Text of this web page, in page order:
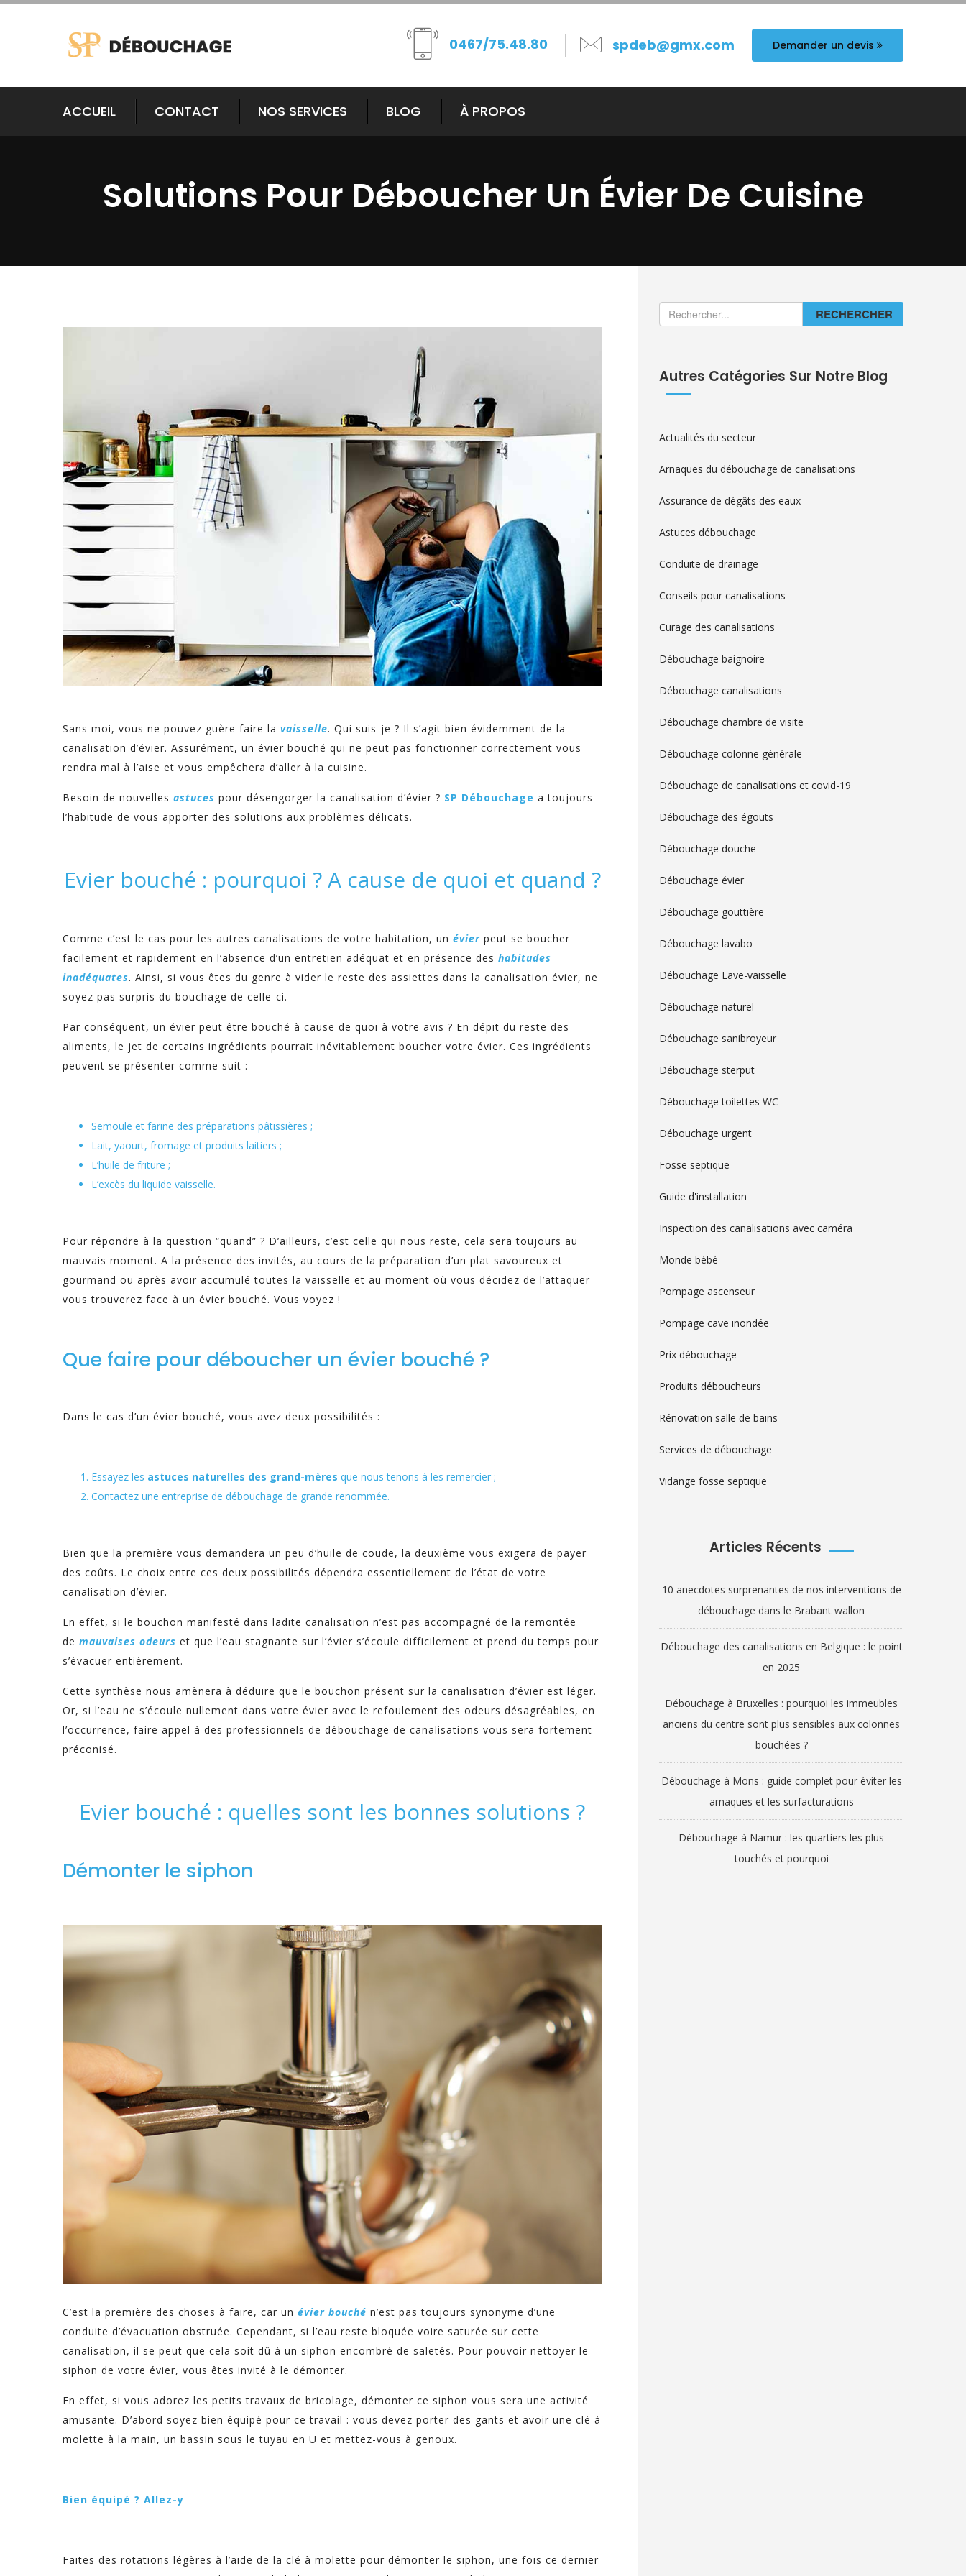
0467/75.48.80 spdeb@gmx.com Demander un devis
ACCUEIL CONTACT NOS SERVICES BLOG À PROPOS
Solutions Pour Déboucher Un Évier De Cuisine
Sans moi, vous ne pouvez guère faire la vaisselle. Qui suis-je ? Il s’agit bien évidemment de la
canalisation d’évier. Assurément, un évier bouché qui ne peut pas fonctionner correctement vous
rendra mal à l’aise et vous empêchera d’aller à la cuisine.
Besoin de nouvelles astuces pour désengorger la canalisation d’évier ? SP Débouchage a toujours
l’habitude de vous apporter des solutions aux problèmes délicats.
Evier bouché : pourquoi ? A cause de quoi et quand ?
Comme c’est le cas pour les autres canalisations de votre habitation, un évier peut se boucher
facilement et rapidement en l’absence d’un entretien adéquat et en présence des habitudes
inadéquates. Ainsi, si vous êtes du genre à vider le reste des assiettes dans la canalisation évier, ne
soyez pas surpris du bouchage de celle-ci.
Par conséquent, un évier peut être bouché à cause de quoi à votre avis ? En dépit du reste des
aliments, le jet de certains ingrédients pourrait inévitablement boucher votre évier. Ces ingrédients
peuvent se présenter comme suit :
Semoule et farine des préparations pâtissières ;
Lait, yaourt, fromage et produits laitiers ;
L’huile de friture ;
L’excès du liquide vaisselle.
Pour répondre à la question “quand” ? D’ailleurs, c’est celle qui nous reste, cela sera toujours au
mauvais moment. A la présence des invités, au cours de la préparation d’un plat savoureux et
gourmand ou après avoir accumulé toutes la vaisselle et au moment où vous décidez de l’attaquer
vous trouverez face à un évier bouché. Vous voyez !
Que faire pour déboucher un évier bouché ?
Dans le cas d’un évier bouché, vous avez deux possibilités :
Essayez les astuces naturelles des grand-mères que nous tenons à les remercier ;
Contactez une entreprise de débouchage de grande renommée.
Bien que la première vous demandera un peu d’huile de coude, la deuxième vous exigera de payer
des coûts. Le choix entre ces deux possibilités dépendra essentiellement de l’état de votre
canalisation d’évier.
En effet, si le bouchon manifesté dans ladite canalisation n’est pas accompagné de la remontée
de mauvaises odeurs et que l’eau stagnante sur l’évier s’écoule difficilement et prend du temps pour
s’évacuer entièrement.
Cette synthèse nous amènera à déduire que le bouchon présent sur la canalisation d’évier est léger.
Or, si l’eau ne s’écoule nullement dans votre évier avec le refoulement des odeurs désagréables, en
l’occurrence, faire appel à des professionnels de débouchage de canalisations vous sera fortement
préconisé.
Evier bouché : quelles sont les bonnes solutions ?
Démonter le siphon
C’est la première des choses à faire, car un évier bouché n’est pas toujours synonyme d’une
conduite d’évacuation obstruée. Cependant, si l’eau reste bloquée voire saturée sur cette
canalisation, il se peut que cela soit dû à un siphon encombré de saletés. Pour pouvoir nettoyer le
siphon de votre évier, vous êtes invité à le démonter.
En effet, si vous adorez les petits travaux de bricolage, démonter ce siphon vous sera une activité
amusante. D’abord soyez bien équipé pour ce travail : vous devez porter des gants et avoir une clé à
molette à la main, un bassin sous le tuyau en U et mettez-vous à genoux.
Bien équipé ? Allez-y
Faites des rotations légères à l’aide de la clé à molette pour démonter le siphon, une fois ce dernier
RECHERCHER
Autres Catégories Sur Notre Blog
Actualités du secteur
Arnaques du débouchage de canalisations
Assurance de dégâts des eaux
Astuces débouchage
Conduite de drainage
Conseils pour canalisations
Curage des canalisations
Débouchage baignoire
Débouchage canalisations
Débouchage chambre de visite
Débouchage colonne générale
Débouchage de canalisations et covid-19
Débouchage des égouts
Débouchage douche
Débouchage évier
Débouchage gouttière
Débouchage lavabo
Débouchage Lave-vaisselle
Débouchage naturel
Débouchage sanibroyeur
Débouchage sterput
Débouchage toilettes WC
Débouchage urgent
Fosse septique
Guide d'installation
Inspection des canalisations avec caméra
Monde bébé
Pompage ascenseur
Pompage cave inondée
Prix débouchage
Produits déboucheurs
Rénovation salle de bains
Services de débouchage
Vidange fosse septique
Articles Récents
10 anecdotes surprenantes de nos interventions de
débouchage dans le Brabant wallon
Débouchage des canalisations en Belgique : le point
en 2025
Débouchage à Bruxelles : pourquoi les immeubles
anciens du centre sont plus sensibles aux colonnes
bouchées ?
Débouchage à Mons : guide complet pour éviter les
arnaques et les surfacturations
Débouchage à Namur : les quartiers les plus
touchés et pourquoi